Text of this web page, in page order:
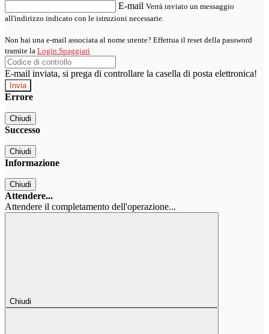
E-mail Verrà inviato un messaggio
all'indirizzo indicato con le istruzioni necessarie.
Non hai una e-mail associata al nome utente? Effettua il reset della password
tramite la Login Spaggiari
E-mail inviata, si prega di controllare la casella di posta elettronica!
Errore
Chiudi
Successo
Chiudi
Informazione
Chiudi
Attendere...
Attendere il completamento dell'operazione...
Chiudi